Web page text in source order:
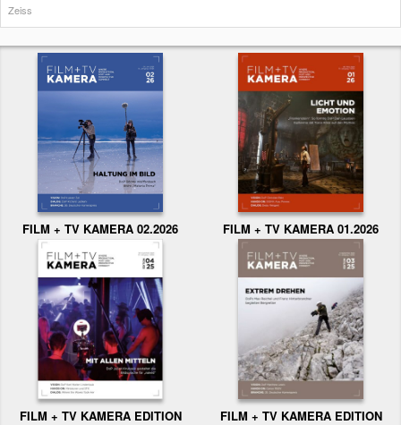
Zeiss
FILM + TV KAMERA 02.2026 FILM + TV KAMERA 01.2026
FILM + TV KAMERA EDITION
FILM + TV KAMERA EDITION